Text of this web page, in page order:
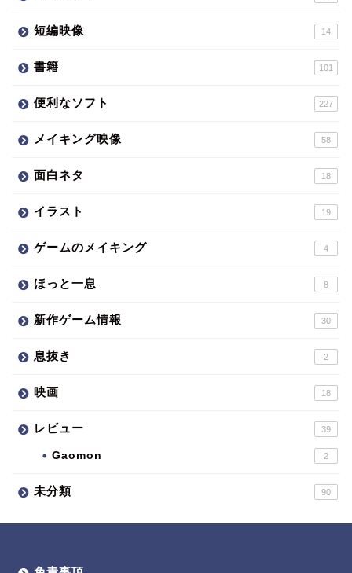
短編映像 14
書籍 101
便利なソフト 227
メイキング映像 58
面白ネタ 18
イラスト 19
ゲームのメイキング 4
ほっと一息 8
新作ゲーム情報 30
息抜き 2
映画 18
レビュー 39
Gaomon 2
未分類 90